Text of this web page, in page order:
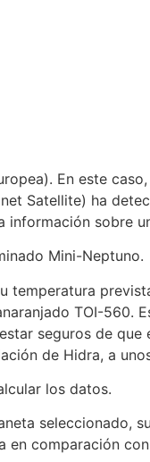
En este
Satellite) ha
información sobre
Mini-Neptuno.
temperatura
TOI-560.
seguros de que
de Hidra, a
los datos.
seleccionado,
comparación